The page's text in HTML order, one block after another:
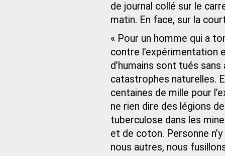
de journal collé sur le
matin. En face, sur la
« Pour un homme qui a
contre l’expérimentation
d’humains sont tués
catastrophes naturelles.
centaines de mille pour
ne rien dire des légions
tuberculose dans les
et de coton. Personne
nous autres, nous